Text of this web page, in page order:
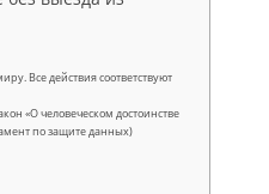
Все действия соответствуют
«О человеческом достоинстве
по защите данных)